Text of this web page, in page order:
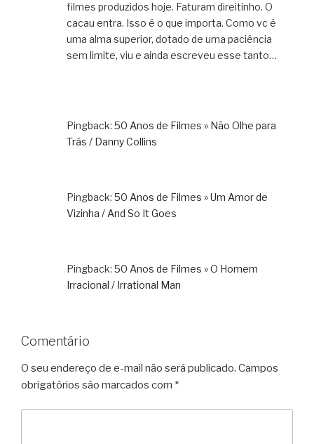
filmes produzidos hoje. Faturam direitinho. O
cacau entra. Isso é o que importa. Como vc é
uma alma superior, dotado de uma paciência
sem limite, viu e ainda escreveu esse tanto…
Pingback: 50 Anos de Filmes » Não Olhe para
Trás / Danny Collins
Pingback: 50 Anos de Filmes » Um Amor de
Vizinha / And So It Goes
Pingback: 50 Anos de Filmes » O Homem
Irracional / Irrational Man
Comentário
O seu endereço de e-mail não será publicado. Campos
obrigatórios são marcados com *